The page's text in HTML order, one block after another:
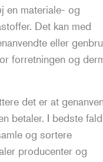
en materiale- og
Det kan med
eller
forretningen og
det er at
betaler. I bedste
og sortere
producenter og